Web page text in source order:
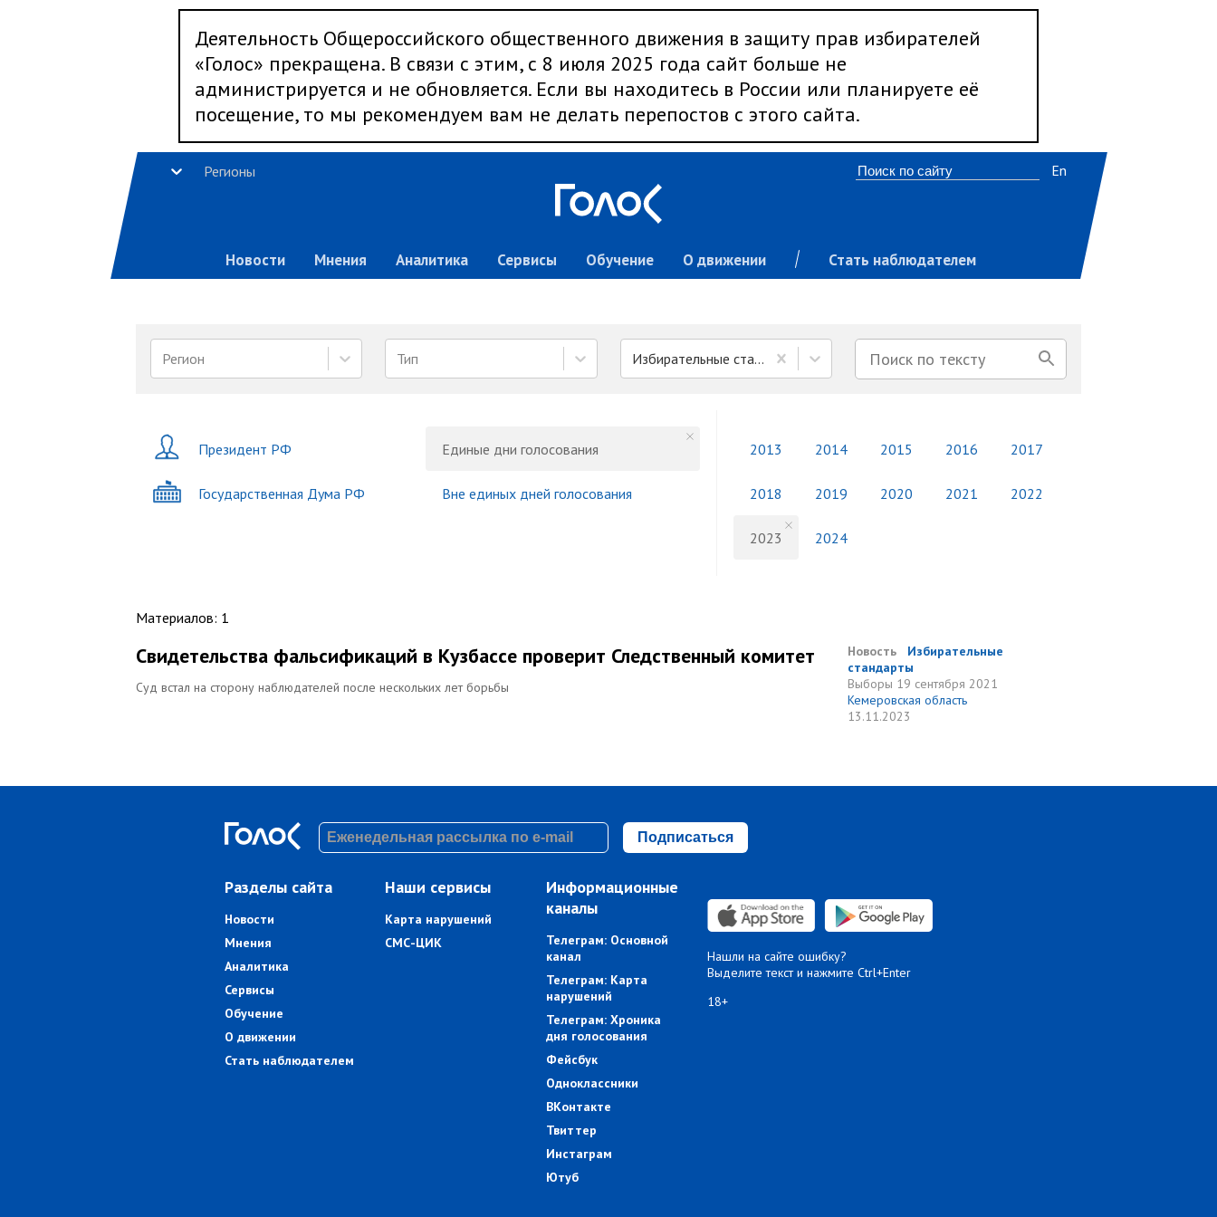
Деятельность Общероссийского общественного движения в защиту прав избирателей
«Голос» прекращена. В связи с этим, с 8 июля 2025 года сайт больше не
администрируется и не обновляется. Если вы находитесь в России или планируете её
посещение, то мы рекомендуем вам не делать перепостов с этого сайта.
Регионы
Новости Мнения Аналитика Сервисы Обучение О движении Стать наблюдателем
En
Регион Тип Избирательные стандарты
Президент РФ
Государственная Дума РФ
Единые дни голосования
Вне единых дней голосования
2013 2014 2015 2016 2017
2018 2019 2020 2021 2022
2023 2024
Материалов: 1
Свидетельства фальсификаций в Кузбассе проверит Следственный комитет
Суд встал на сторону наблюдателей после нескольких лет борьбы
Новость
Избирательные
стандарты
Выборы 19 сентября 2021
Кемеровская область
13.11.2023
Подписаться
Разделы сайта
Новости
Мнения
Аналитика
Сервисы
Обучение
О движении
Стать наблюдателем
Наши сервисы
Карта нарушений
СМС-ЦИК
Информационные
каналы
Телеграм: Основной
канал
Телеграм: Карта
нарушений
Телеграм: Хроника
дня голосования
Фейсбук
Одноклассники
ВКонтакте
Твиттер
Инстаграм
Ютуб
Нашли на сайте ошибку?
Выделите текст и нажмите Ctrl+Enter
18+